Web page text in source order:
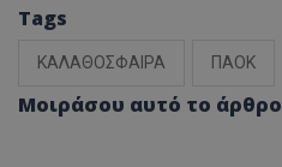
Tags
ΚΑΛΑΘΟΣΦΑΙΡΑ ΠΑΟΚ
Μοιράσου αυτό το άρθρο